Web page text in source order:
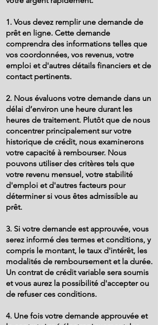
1. Vous devez remplir une demande de
prêt en ligne. Cette demande
comprendra des informations telles que
vos coordonnées, vos revenus, votre
emploi et d'autres détails financiers et de
contact pertinents.
2. Nous évaluons votre demande dans un
délai d’environ une heure durant les
heures de traitement. Plutôt que de nous
concentrer principalement sur votre
historique de crédit, nous examinerons
votre capacité à rembourser. Nous
pouvons utiliser des critères tels que
votre revenu mensuel, votre stabilité
d'emploi et d'autres facteurs pour
déterminer si vous êtes admissible au
prêt.
3. Si votre demande est approuvée, vous
serez informé des termes et conditions, y
compris le montant, le taux d'intérêt, les
modalités de remboursement et la durée.
Un contrat de crédit variable sera soumis
et vous aurez la possibilité d'accepter ou
de refuser ces conditions.
4. Une fois votre demande approuvée et